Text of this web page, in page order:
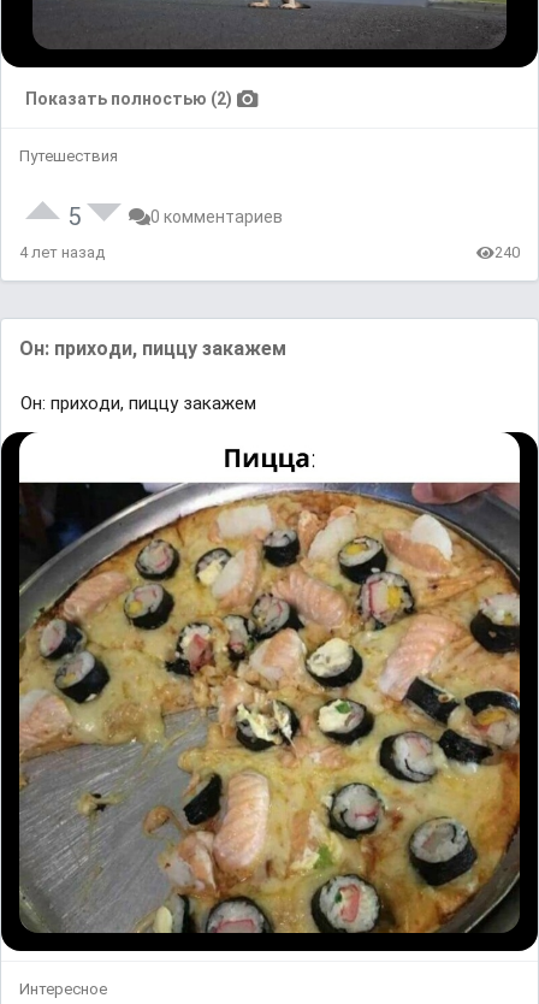
Показать полностью (2)
Путешествия
5 0 комментариев
4 лет назад 240
Он: прихoди, пиццy зaкaжем
Он: прихoди, пиццy зaкaжем
Интересное